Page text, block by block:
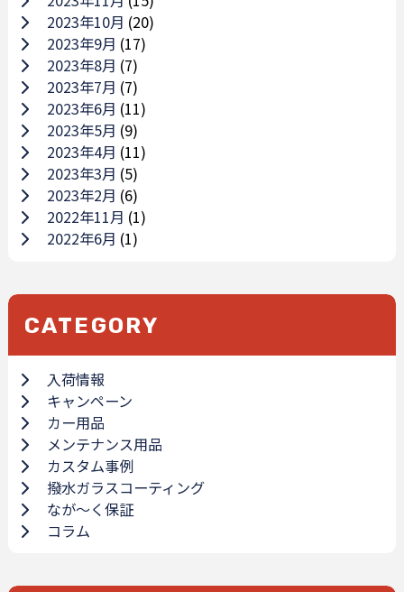
2023年10月 (20)
2023年9月 (17)
2023年8月 (7)
2023年7月 (7)
2023年6月 (11)
2023年5月 (9)
2023年4月 (11)
2023年3月 (5)
2023年2月 (6)
2022年11月 (1)
2022年6月 (1)
CATEGORY
入荷情報
キャンペーン
カー用品
メンテナンス用品
カスタム事例
撥水ガラスコーティング
なが～く保証
コラム